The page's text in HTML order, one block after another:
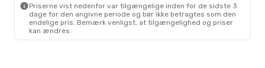
Priserne vist nedenfor var tilgængelige inden for de sidste 3
dage for den angivne periode og bør ikke betragtes som den
endelige pris. Bemærk venligst, at tilgængelighed og priser
kan ændres.